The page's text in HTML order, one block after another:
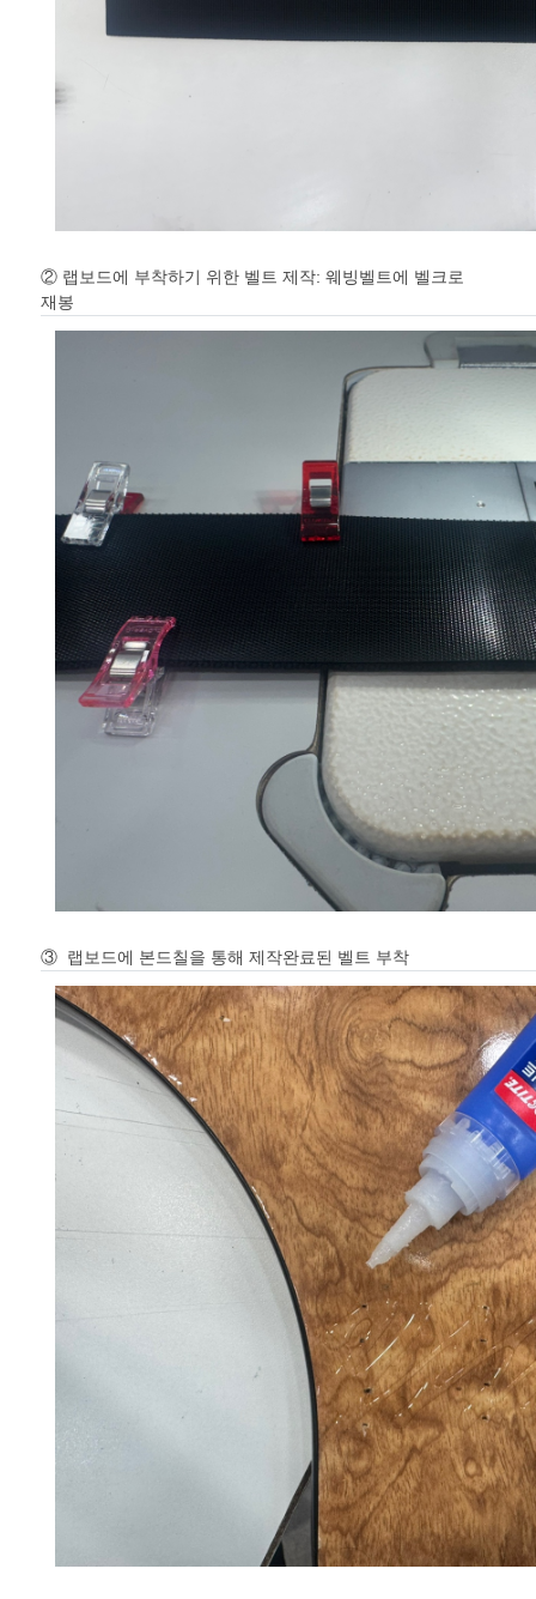
② 랩보드에 부착하기 위한 벨트 제작: 웨빙벨트에 벨크로
재봉
③ 랩보드에 본드칠을 통해 제작완료된 벨트 부착